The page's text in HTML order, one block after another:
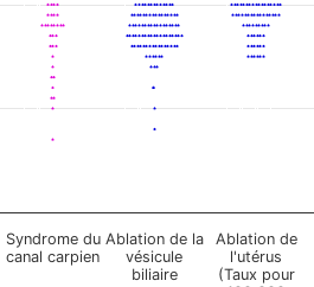
Syndrome du
canal carpien
Ablation de la
vésicule
biliaire
Ablation de
l'utérus
(Taux pour